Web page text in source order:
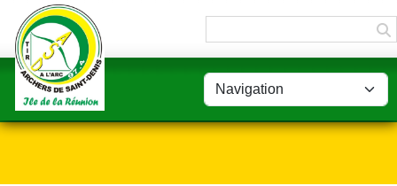
Panneau de gestion des cookies